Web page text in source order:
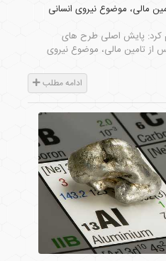
مالی، موضوع نیروی انسانی
کرد: پایش اصلی طرح های
تامین مالی، موضوع نیروی
ادامه مطلب